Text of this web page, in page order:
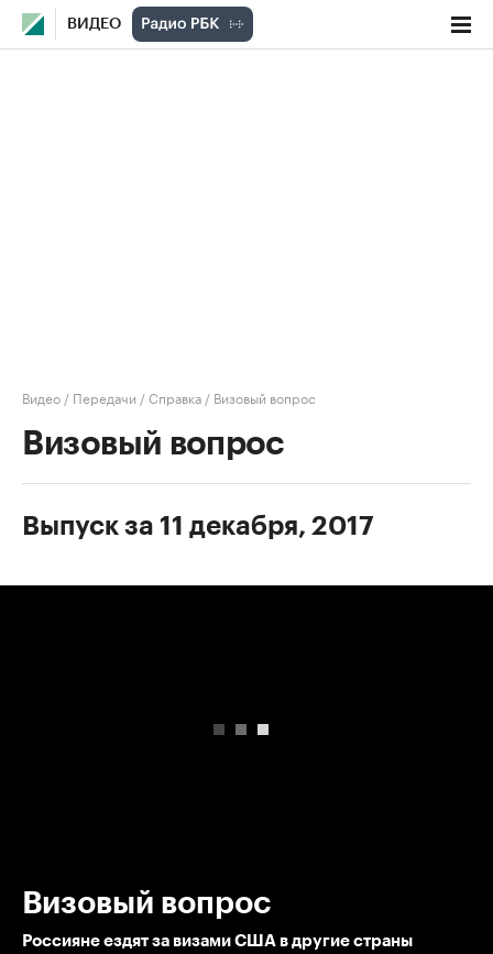
ВИДЕО
Видео / Передачи /Справка / Визовый вопрос
Визовый вопрос
Выпуск за 11 декабря, 2017
Визовый вопрос
Россияне ездят за визами США в другие страны